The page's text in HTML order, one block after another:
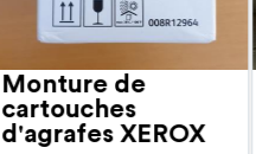
Monture de
cartouches
d'agrafes XEROX